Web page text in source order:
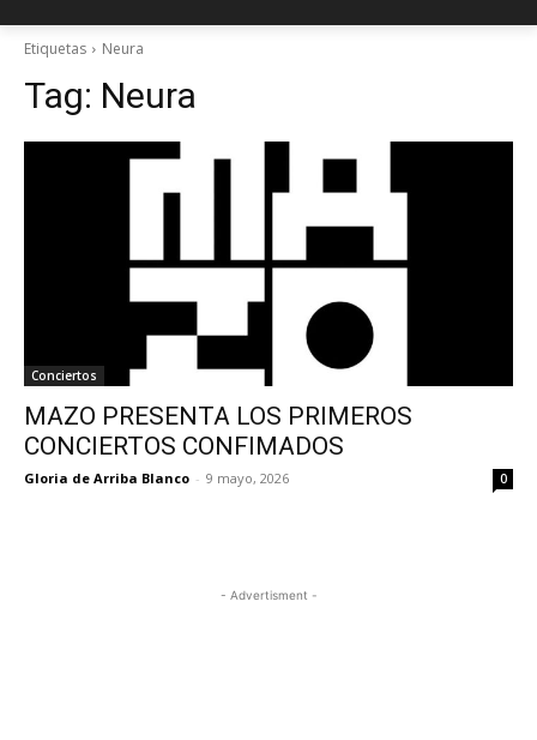
Etiquetas Neura
Tag: Neura
Conciertos
MAZO PRESENTA LOS PRIMEROS
CONCIERTOS CONFIMADOS
Gloria de Arriba Blanco - 9 mayo, 2026 0
- Advertisment -